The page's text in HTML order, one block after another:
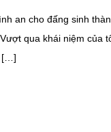
an cho đấng sinh
qua khái niệm của
[…]